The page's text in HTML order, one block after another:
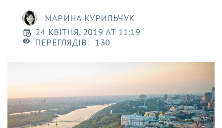
МАРИНА КУРИЛЬЧУК
24 КВІТНЯ, 2019 AT 11:19
ПЕРЕГЛЯДІВ: 130